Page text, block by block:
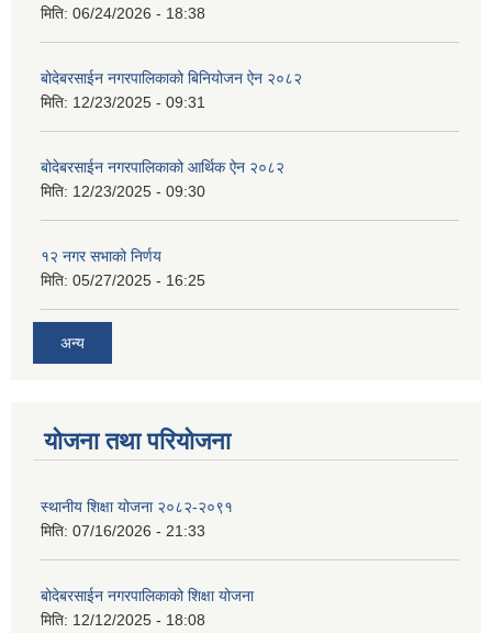
मिति: 06/24/2026 - 18:38
बोदेबरसाईन नगरपालिकाको बिनियोजन ऐन २०८२
मिति: 12/23/2025 - 09:31
बोदेबरसाईन नगरपालिकाको आर्थिक ऐन २०८२
मिति: 12/23/2025 - 09:30
१२ नगर सभाको निर्णय
मिति: 05/27/2025 - 16:25
अन्य
योजना तथा परियोजना
स्थानीय शिक्षा योजना २०८२-२०९१
मिति: 07/16/2026 - 21:33
बोदेबरसाईन नगरपालिकाको शिक्षा योजना
मिति: 12/12/2025 - 18:08